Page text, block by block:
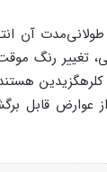
آن
تغییر رنگ
عوارض قابل